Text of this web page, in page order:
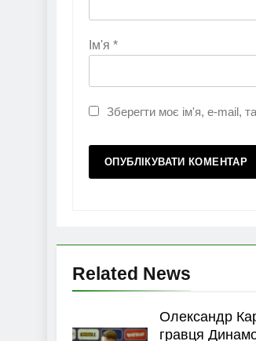
Ім'я *
Зберегти моє ім'я, e-mail,
Related News
Олександр
гравця